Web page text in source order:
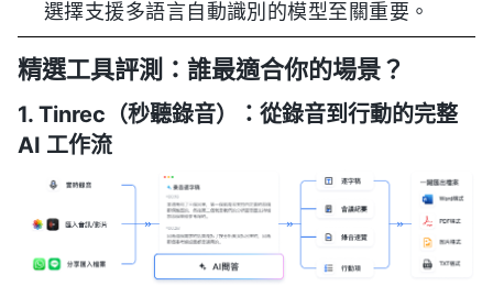
選擇支援多語言自動識別的模型至關重要。
精選工具評測：誰最適合你的場景？
1. Tinrec（秒聽錄音）：從錄音到行動的完整
AI 工作流